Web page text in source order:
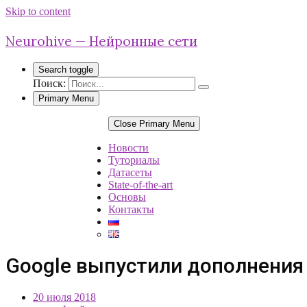
Skip to content
Neurohive — Нейронные сети
Search toggle
Поиск:
Primary Menu
Close Primary Menu
Новости
Туториалы
Датасеты
State-of-the-art
Основы
Контакты
Google выпустили
20 июля 2018